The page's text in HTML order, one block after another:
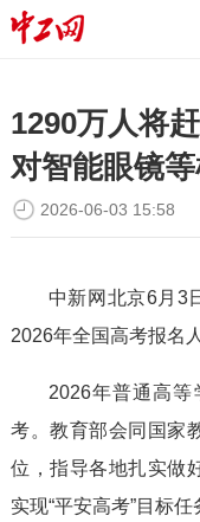
1290万人将
对智能眼镜
2026-06-03 15:58
中新网北京6月3
2026年全国高考报名
2026年普通高
考。教育部会同国家
位，指导各地扎实做
实现“平安高考”目标任